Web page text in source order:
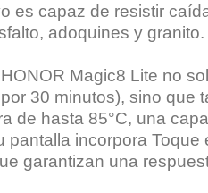
es capaz de resistir
adoquines y granito.
Magic8 Lite no
30 minutos), sino que
de hasta 85°C, una
pantalla incorpora Toque
garantizan una